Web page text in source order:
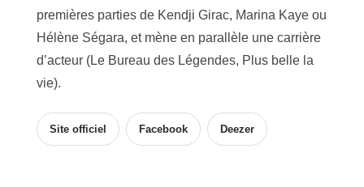
premières parties de Kendji Girac, Marina Kaye ou
Hélène Ségara, et mène en parallèle une carrière
d’acteur (Le Bureau des Légendes, Plus belle la
vie).
Site officiel Facebook Deezer